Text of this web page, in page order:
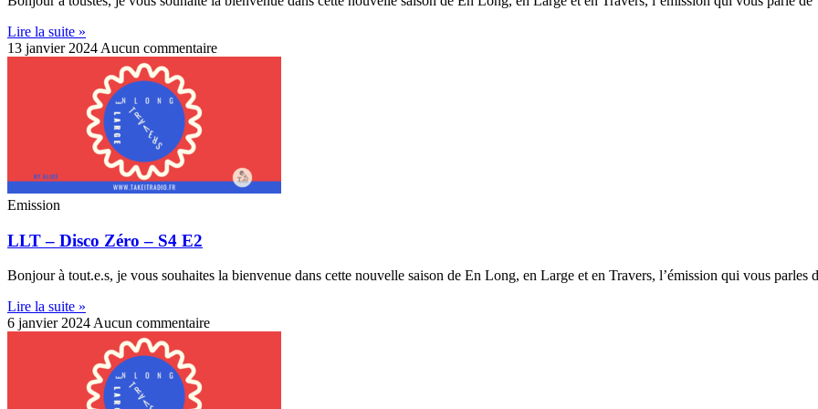
Lire la suite »
13 janvier 2024 Aucun commentaire
Emission
LLT – Disco Zéro – S4 E2
Bonjour à tout.e.s, je vous souhaites la bienvenue dans cette nouvelle saison de En Long, en Large et en Travers, l’émission qui vous parles
Lire la suite »
6 janvier 2024 Aucun commentaire